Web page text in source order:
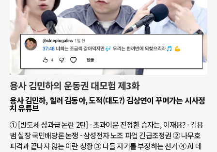
용사 김민하의 운동권 대모험 제3화
용사 김민하, 힐러 김동아, 도적(대도?) 김상연이 꾸며가는 시사정
치 유튜브
① [반도체 성과급 논란 2탄] - 초과이윤 진정한 승자는, 이재용? - 김용
범 실장 국민배당론 논쟁 - 삼성전자 노조 파업 긴급조정권 ② 나무호
피격과 끝나지 않는 이란 상황 ③ 다들 자기를 부정하는 선거 ④ AI 데